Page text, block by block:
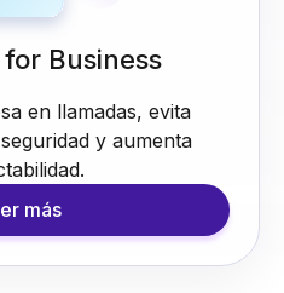
Business
en llamadas, evita
y aumenta
más